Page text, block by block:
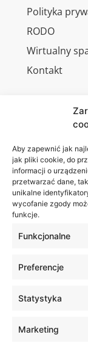
Aby zapewnić jak
jak pliki cookie, do
informacji o
przetwarzać dane,
unikalne
wycofanie zgody
funkcje.
Funkcjonalne
Preferencje
Statystyka
Marketing
Polityka
RODO
Wirtualny
Kontakt